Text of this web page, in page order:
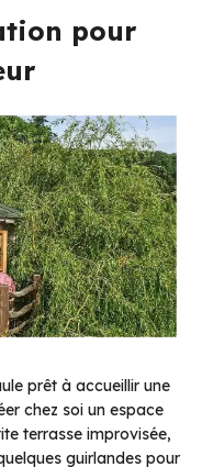
pour
prêt à accueillir une
chez soi un espace
terrasse improvisée,
guirlandes pour